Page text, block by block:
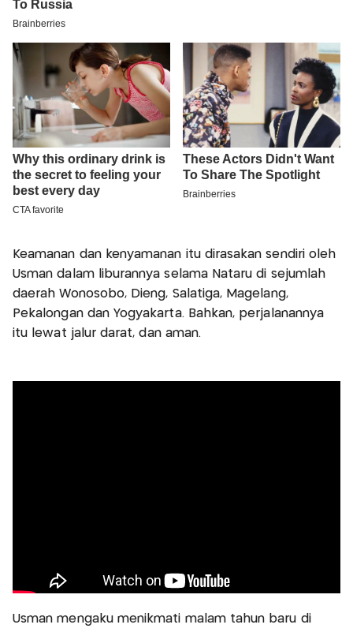
Keamanan dan kenyamanan itu dirasakan sendiri oleh
Usman dalam liburannya selama Nataru di sejumlah
daerah Wonosobo, Dieng, Salatiga, Magelang,
Pekalongan dan Yogyakarta. Bahkan, perjalanannya
itu lewat jalur darat, dan aman.
Usman mengaku menikmati malam tahun baru di